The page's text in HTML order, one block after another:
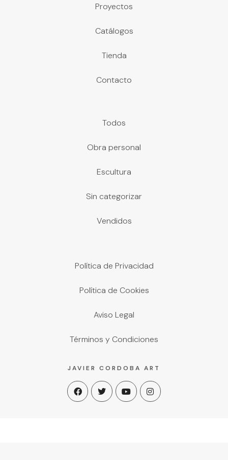
Proyectos
Catálogos
Tienda
Contacto
Todos
Obra personal
Escultura
Sin categorizar
Vendidos
Política de Privacidad
Política de Cookies
Aviso Legal
Términos y Condiciones
JAVIER CORDOBA ART